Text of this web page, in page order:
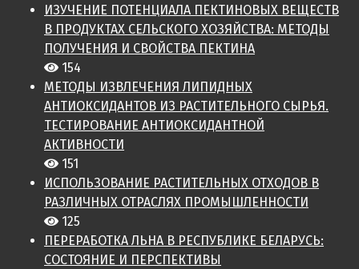
ИЗУЧЕНИЕ ПОТЕНЦИАЛА ПЕКТИНОВЫХ ВЕЩЕСТВ
В ПРОДУКТАХ СЕЛЬСКОГО ХОЗЯЙСТВА: МЕТОДЫ
ПОЛУЧЕНИЯ И СВОЙСТВА ПЕКТИНА
154
МЕТОДЫ ИЗВЛЕЧЕНИЯ ЛИПИДНЫХ
АНТИОКСИДАНТОВ ИЗ РАСТИТЕЛЬНОГО СЫРЬЯ.
ТЕСТИРОВАНИЕ АНТИОКСИДАНТНОЙ
АКТИВНОСТИ
151
ИСПОЛЬЗОВАНИЕ РАСТИТЕЛЬНЫХ ОТХОДОВ В
РАЗЛИЧНЫХ ОТРАСЛЯХ ПРОМЫШЛЕННОСТИ
125
ПЕРЕРАБОТКА ЛЬНА В РЕСПУБЛИКЕ БЕЛАРУСЬ:
СОСТОЯНИЕ И ПЕРСПЕКТИВЫ